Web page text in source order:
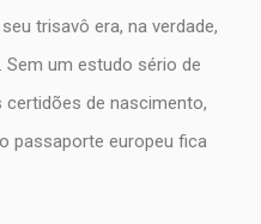
trisavô era, na verdade,
Sem um estudo sério de
certidões de nascimento,
passaporte europeu fica